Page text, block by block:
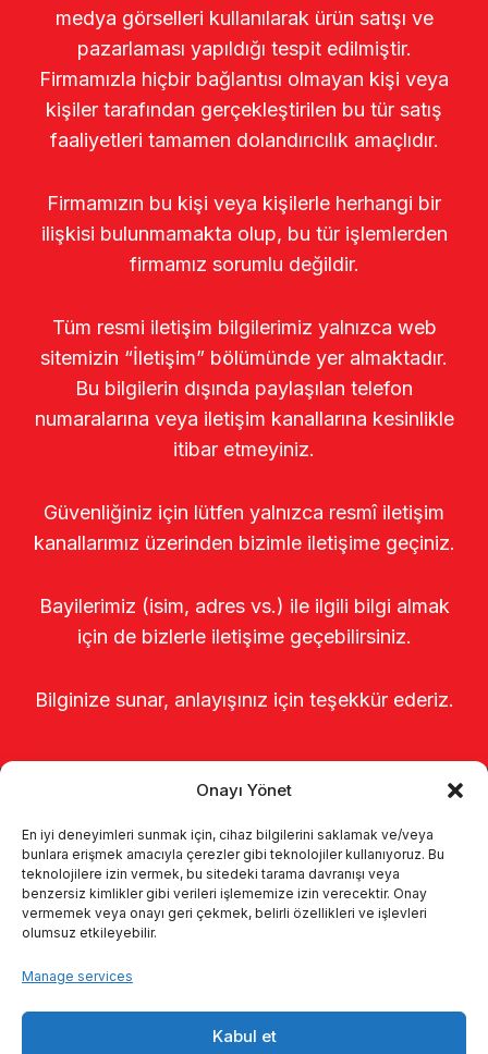
Onayı Yönet
En iyi deneyimleri sunmak için, cihaz bilgilerini saklamak ve/veya
bunlara erişmek amacıyla çerezler gibi teknolojiler kullanıyoruz. Bu
teknolojilere izin vermek, bu sitedeki tarama davranışı veya
benzersiz kimlikler gibi verileri işlememize izin verecektir. Onay
vermemek veya onayı geri çekmek, belirli özellikleri ve işlevleri
olumsuz etkileyebilir.
Manage services
Kabul et
medya görselleri kullanılarak ürün satışı ve
pazarlaması yapıldığı tespit edilmiştir.
Firmamızla hiçbir bağlantısı olmayan kişi veya
kişiler tarafından gerçekleştirilen bu tür satış
faaliyetleri tamamen dolandırıcılık amaçlıdır.
Firmamızın bu kişi veya kişilerle herhangi bir
ilişkisi bulunmamakta olup, bu tür işlemlerden
firmamız sorumlu değildir.
Tüm resmi iletişim bilgilerimiz yalnızca web
sitemizin “İletişim” bölümünde yer almaktadır.
Bu bilgilerin dışında paylaşılan telefon
numaralarına veya iletişim kanallarına kesinlikle
itibar etmeyiniz.
Güvenliğiniz için lütfen yalnızca resmî iletişim
kanallarımız üzerinden bizimle iletişime geçiniz.
Bayilerimiz (isim, adres vs.) ile ilgili bilgi almak
için de bizlerle iletişime geçebilirsiniz.
Bilginize sunar, anlayışınız için teşekkür ederiz.
Главная о нас
Продукты
Коммуникация